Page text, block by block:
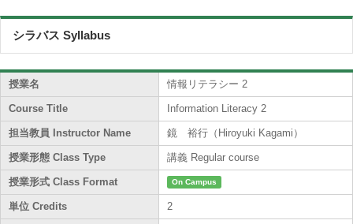
シラバス Syllabus
授業名 情報リテラシー 2
Course Title Information Literacy 2
担当教員 Instructor Name 鏡 裕行（Hiroyuki Kagami）
授業形態 Class Type 講義 Regular course
授業形式 Class Format On Campus
単位 Credits 2